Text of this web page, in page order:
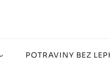
POTRAVINY BEZ